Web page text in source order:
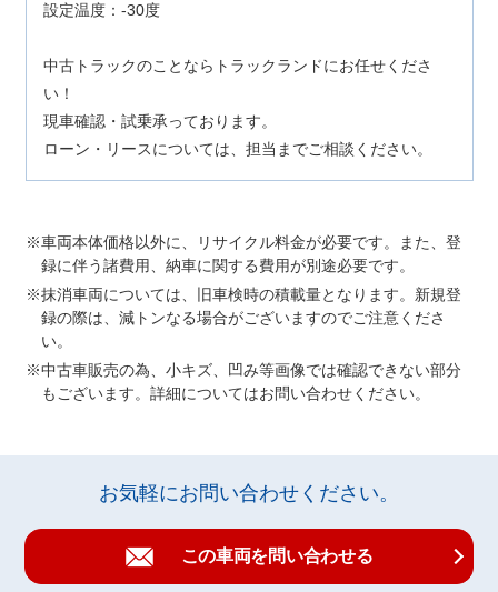
設定温度：-30度
中古トラックのことならトラックランドにお任せくださ
い！
現車確認・試乗承っております。
ローン・リースについては、担当までご相談ください。
車両本体価格以外に、リサイクル料金が必要です。また、登
録に伴う諸費用、納車に関する費用が別途必要です。
抹消車両については、旧車検時の積載量となります。新規登
録の際は、減トンなる場合がございますのでご注意くださ
い。
中古車販売の為、小キズ、凹み等画像では確認できない部分
もございます。詳細についてはお問い合わせください。
お気軽にお問い合わせください。
この車両を問い合わせる